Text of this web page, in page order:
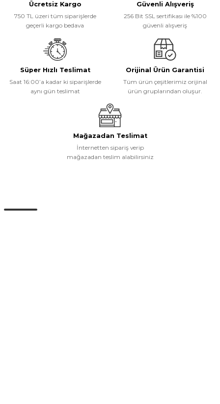
Ürün resmi kalitesiz, bozuk veya görüntülenemiyor.
Ürün açıklamasında eksik bilgiler bulunuyor.
Ürün fiyatı diğer sitelerden daha pahalı.
Bu ürüne benzer farklı alternatifler olmalı.
Gönder
Ücretsiz Kargo
750 TL üzeri tüm siparişlerde
geçerli kargo bedava
Güvenli Alışveriş
256 Bit SSL sertifikası ile %100
güvenli alışveriş
Süper Hızlı Teslimat
Saat 16:00’a kadar ki siparişlerde
aynı gün teslimat
Orijinal Ürün Garantisi
Tüm ürün çeşitlerimiz orijinal
ürün gruplarından oluşur.
Mağazadan Teslimat
İnternetten sipariş verip
mağazadan teslim alabilirsiniz